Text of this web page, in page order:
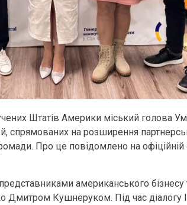
Штатів Америки міський голова
спрямованих на розширення
Про це повідомлено на офіційній
американського
Дмитром Кушнеруком. Під час діалогу